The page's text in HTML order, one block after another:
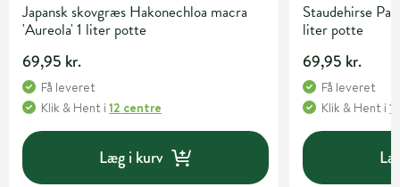
Japansk skovgræs Hakonechloa macra
'Aureola' 1 liter potte
69,95 kr.
Få leveret
Klik & Hent i 12 centre
Læg i kurv
Staudehirse
liter potte
69,95 kr.
Få leveret
Klik & Hent i